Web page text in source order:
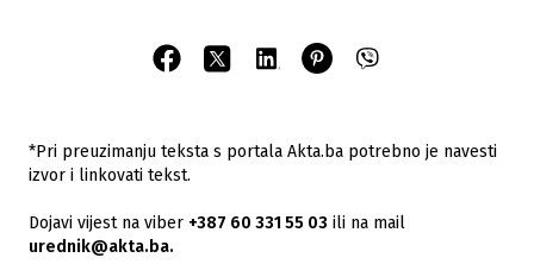
*Pri preuzimanju teksta s portala Akta.ba potrebno je navesti
izvor i linkovati tekst.
Dojavi vijest na viber +387 60 331 55 03 ili na mail
urednik@akta.ba.